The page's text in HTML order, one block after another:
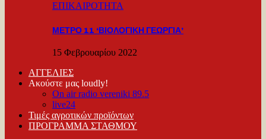
ΕΠΙΚΑΙΡΟΤΗΤΑ
ΜΕΤΡΟ 11 ‘ΒΙΟΛΟΓΙΚΗ ΓΕΩΡΓΙΑ’
15 Φεβρουαρίου 2022
ΑΓΓΕΛΙΕΣ
Ακούστε μας loudly!
On air radio vereniki 89.5
live24
Τιμές αγροτικών προϊόντων
ΠΡΟΓΡΑΜΜΑ ΣΤΑΘΜΟΥ